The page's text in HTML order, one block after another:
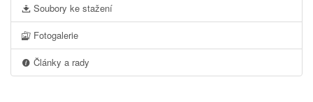
Soubory ke stažení
Fotogalerie
Články a rady